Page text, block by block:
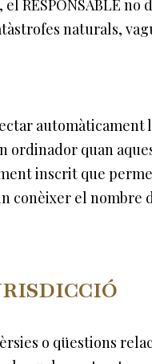
el RESPONSABLE
naturals,
automàticament
ordinador quan
inscrit que
el nombre
o qüestions